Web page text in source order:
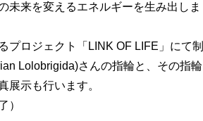
未来を変えるエネルギーを生み出しま
ロジェクト「LINK OF LIFE」にて制
Lolobrigida)さんの指輪と、その指輪
展示も行います。
）